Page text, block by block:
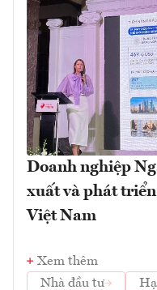
Doanh nghiệp
xuất và phát
Việt Nam
Xem thêm
Nhà đầu tư